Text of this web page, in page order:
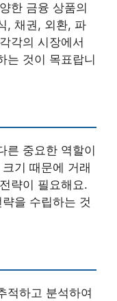
한 금융 상품의
, 채권, 외환, 파
각의 시장에서
는 것이 목표랍니
른 중요한 역할이
기 때문에 거래
략이 필요해요.
을 수립하는 것
적하고 분석하여